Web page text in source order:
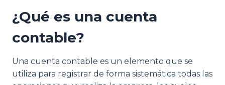
¿Qué es una cuenta
contable?
Una cuenta contable es un elemento que se
utiliza para registrar de forma sistemática todas las